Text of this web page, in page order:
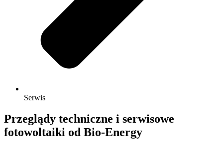
Serwis
Przeglądy techniczne i serwisowe
fotowoltaiki od Bio-Energy